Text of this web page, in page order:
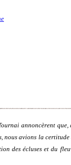
annoncèrent
avions la
des écluses et du